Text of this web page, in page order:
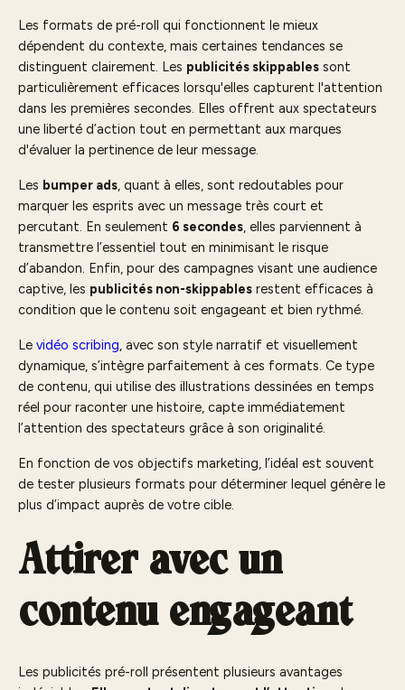
Les formats de pré-roll qui fonctionnent le mieux
dépendent du contexte, mais certaines tendances se
distinguent clairement. Les publicités skippables sont
particulièrement efficaces lorsqu'elles capturent l'attention
dans les premières secondes. Elles offrent aux spectateurs
une liberté d’action tout en permettant aux marques
d'évaluer la pertinence de leur message.
Les bumper ads, quant à elles, sont redoutables pour
marquer les esprits avec un message très court et
percutant. En seulement 6 secondes, elles parviennent à
transmettre l’essentiel tout en minimisant le risque
d’abandon. Enfin, pour des campagnes visant une audience
captive, les publicités non-skippables restent efficaces à
condition que le contenu soit engageant et bien rythmé.
Le vidéo scribing, avec son style narratif et visuellement
dynamique, s’intègre parfaitement à ces formats. Ce type
de contenu, qui utilise des illustrations dessinées en temps
réel pour raconter une histoire, capte immédiatement
l’attention des spectateurs grâce à son originalité.
En fonction de vos objectifs marketing, l’idéal est souvent
de tester plusieurs formats pour déterminer lequel génère le
plus d’impact auprès de votre cible.
Attirer avec un
contenu engageant
Les publicités pré-roll présentent plusieurs avantages